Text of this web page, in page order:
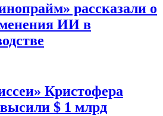
рассказали о
ИИ в
Кристофера
$ 1 млрд